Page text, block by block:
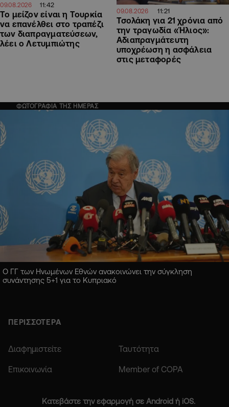
09.08.2026 11:42
Το μείζον είναι η Τουρκία
να επανέλθει στο τραπέζι
των διαπραγματεύσεων,
λέει ο Λετυμπιώτης
09.08.2026 11:21
Τσολάκη για 21 χρόνια από
την τραγωδία «Ήλιος»:
Αδιαπραγμάτευτη
υποχρέωση η ασφάλεια
στις μεταφορές
ΦΩΤΟΓΡΑΦΙΑ ΤΗΣ ΗΜΕΡΑΣ
Ο ΓΓ των Ηνωμένων Εθνών ανακοινώνει την σύγκληση
συνάντησης 5+1 για το Κυπριακό
ΠΕΡΙΣΣΟΤΕΡΑ
Διαφημιστείτε Ταυτότητα
Επικοινωνία Member of COPA
Κατεβάστε την εφαρμογή σε Android ή iOS.